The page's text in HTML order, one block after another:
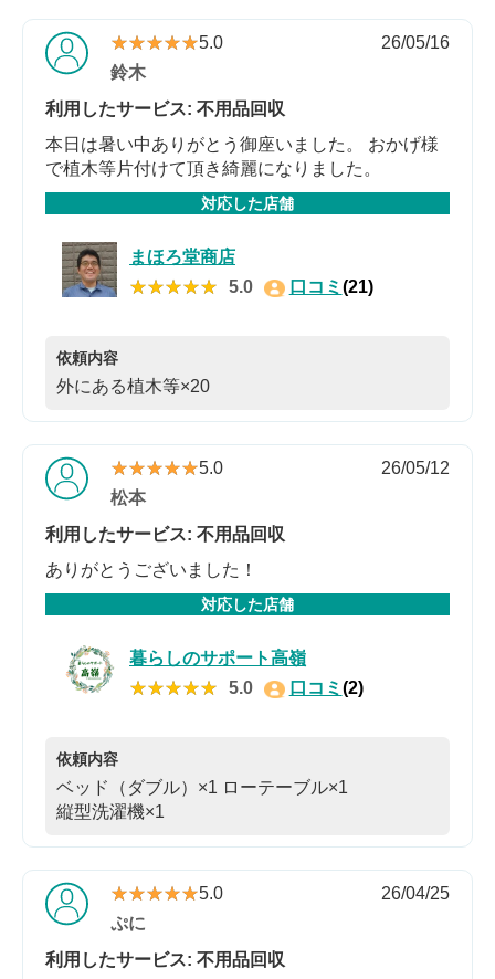
★★★★★
★★★★★5.0
26/05/16
鈴木
利用したサービス: 不用品回収
本日は暑い中ありがとう御座いました。 おかげ様
で植木等片付けて頂き綺麗になりました。
対応した店舗
まほろ堂商店
★★★★★
★★★★★ 5.0 口コミ (21)
依頼内容
外にある植木等×20
★★★★★
★★★★★5.0
26/05/12
松本
利用したサービス: 不用品回収
ありがとうございました！
対応した店舗
暮らしのサポート高嶺
★★★★★
★★★★★ 5.0 口コミ (2)
依頼内容
ベッド（ダブル）×1 ローテーブル×1
縦型洗濯機×1
★★★★★
★★★★★5.0
26/04/25
ぷに
利用したサービス: 不用品回収